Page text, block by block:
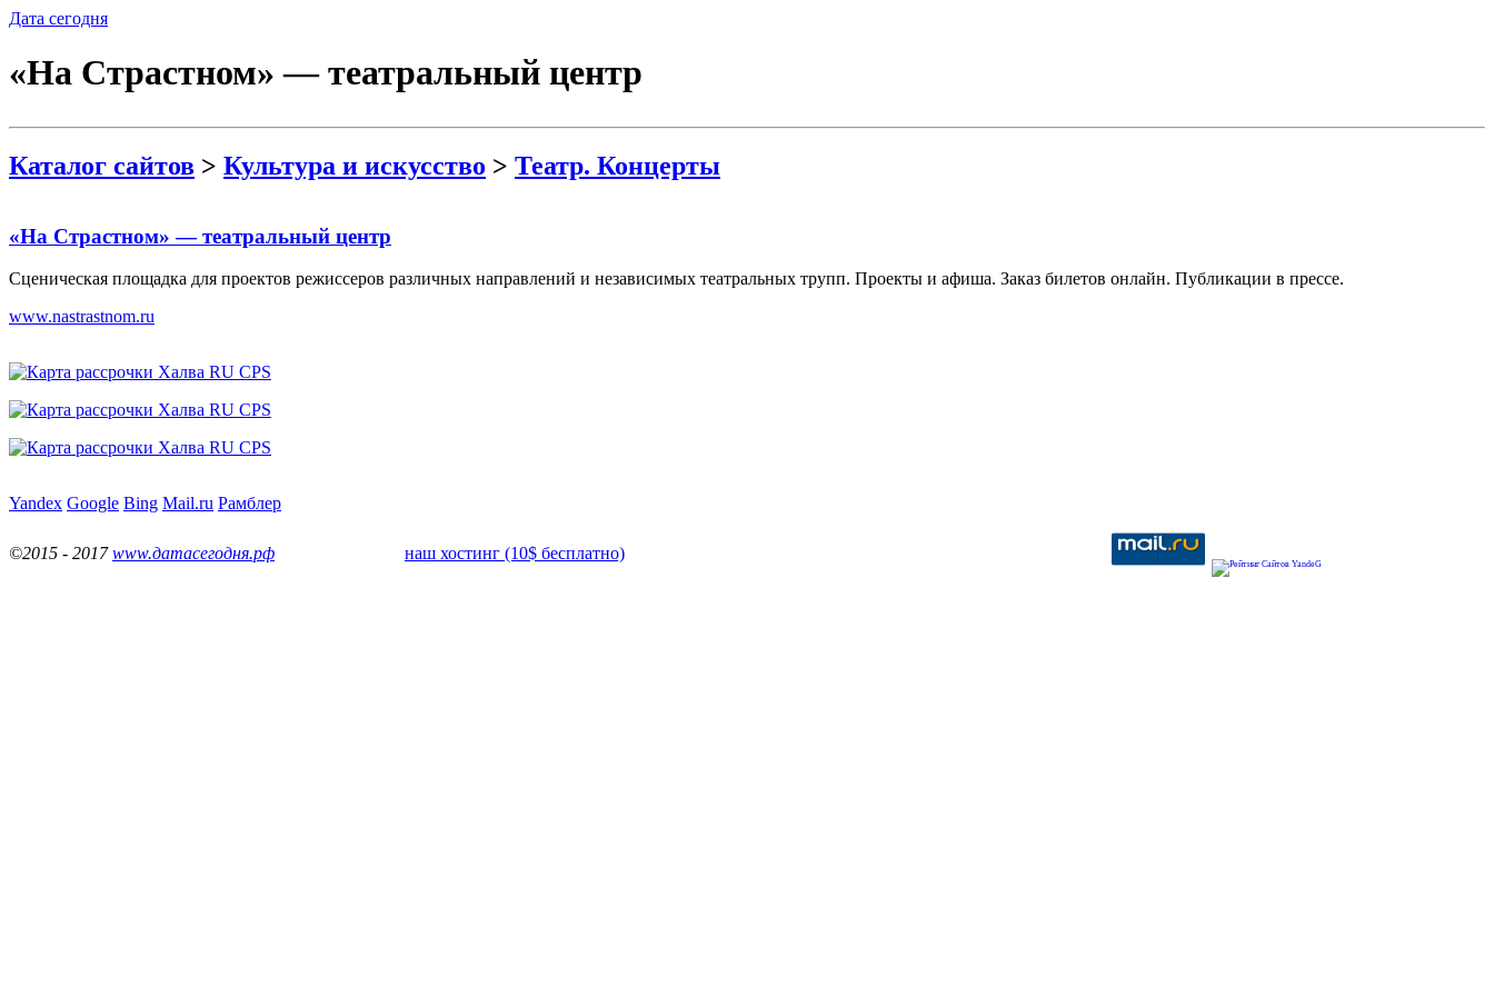
Дата сегодня
«На Страстном» — театральный центр
Каталог сайтов > Культура и искусство > Театр. Концерты
«На Страстном» — театральный центр
Сценическая площадка для проектов режиссеров различных направлений и независимых театральных трупп. Проекты и афиша. Заказ билетов онлайн. Публикации в прессе.
www.nastrastnom.ru
Yandex Google Bing Mail.ru Рамблер
©2015 - 2017www.датасегодня.рф наш хостинг (10$ бесплатно)